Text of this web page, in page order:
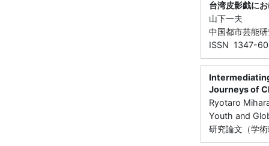
台湾皮影戯に
山下一夫
中国都市芸能
ISSN 1347-
Journeys of
Ryotaro
Youth and
研究論文（学